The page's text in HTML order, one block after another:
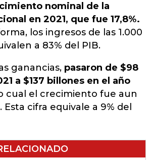
nominal de la
en 2021, que fue 17,8%.
los ingresos de las 1.000
a 83% del PIB.
ganancias, pasaron de $98
a $137 billones en el año
cual el crecimiento fue aun
Esta cifra equivale a 9% del